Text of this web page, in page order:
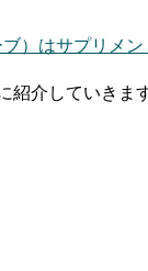
）はサプリメ
紹介していきま